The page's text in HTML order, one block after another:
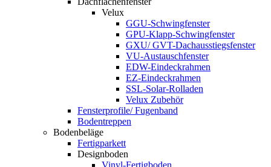
Velux
GGU-Schwingfenster
GPU-Klapp-Schwingfenster
GXU/ GVT-Dachausstiegsfenster
VU-Austauschfenster
EDW-Eindeckrahmen
EZ-Eindeckrahmen
SSL-Solar-Rolladen
Velux Zubehör
Fensterprofile/ Fugenband
Bodentreppen
Bodenbeläge
Fertigparkett
Designboden
Vinyl-Fertigboden